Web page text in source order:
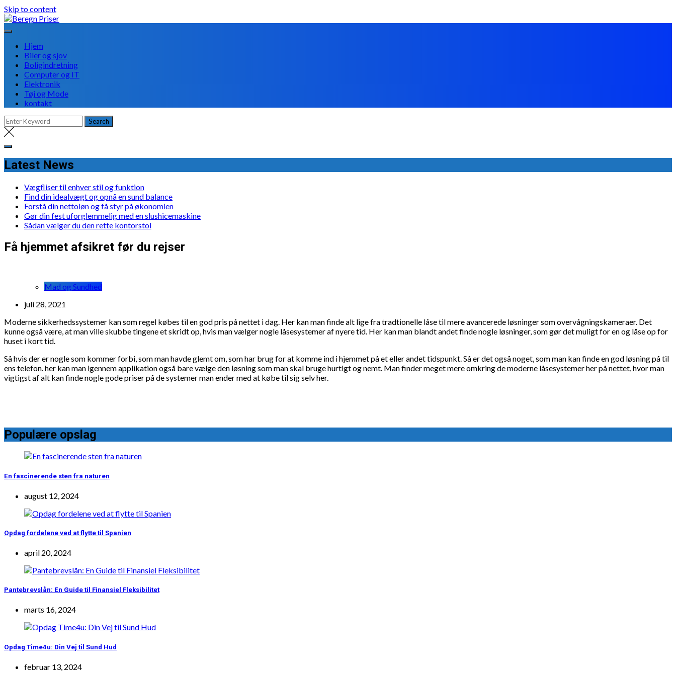
Skip to content
Hjem
Biler og sjov
Boligindretning
Computer og IT
Elektronik
Tøj og Mode
kontakt
Latest News
Vægfliser til enhver stil og funktion
Find din idealvægt og opnå en sund balance
Forstå din nettoløn og få styr på økonomien
Gør din fest uforglemmelig med en slushicemaskine
Sådan vælger du den rette kontorstol
Få hjemmet afsikret før du rejser
Mad og Sundhed
juli 28, 2021
Moderne sikkerhedssystemer kan som regel købes til en god pris på nettet i dag. Her kan man finde alt lige fra tradtionelle låse til mere avancerede løsninger som overvågningskameraer. Det
kunne også være, at man ville skubbe tingene et skridt op, hvis man vælger nogle låsesystemer af nyere tid. Her kan man blandt andet finde nogle løsninger, som gør det muligt for en og låse op for
huset i kort tid.
Så hvis der er nogle som kommer forbi, som man havde glemt om, som har brug for at komme ind i hjemmet på et eller andet tidspunkt. Så er det også noget, som man kan finde en god løsning på til
ens telefon. her kan man igennem applikation også bare vælge den løsning som man skal bruge hurtigt og nemt. Man finder meget mere omkring de moderne låsesystemer her på nettet, hvor man
vigtigst af alt kan finde nogle gode priser på de systemer man ender med at købe til sig selv her.
Populære opslag
En fascinerende sten fra naturen
august 12, 2024
Opdag fordelene ved at flytte til Spanien
april 20, 2024
Pantebrevslån: En Guide til Finansiel Fleksibilitet
marts 16, 2024
Opdag Time4u: Din Vej til Sund Hud
februar 13, 2024